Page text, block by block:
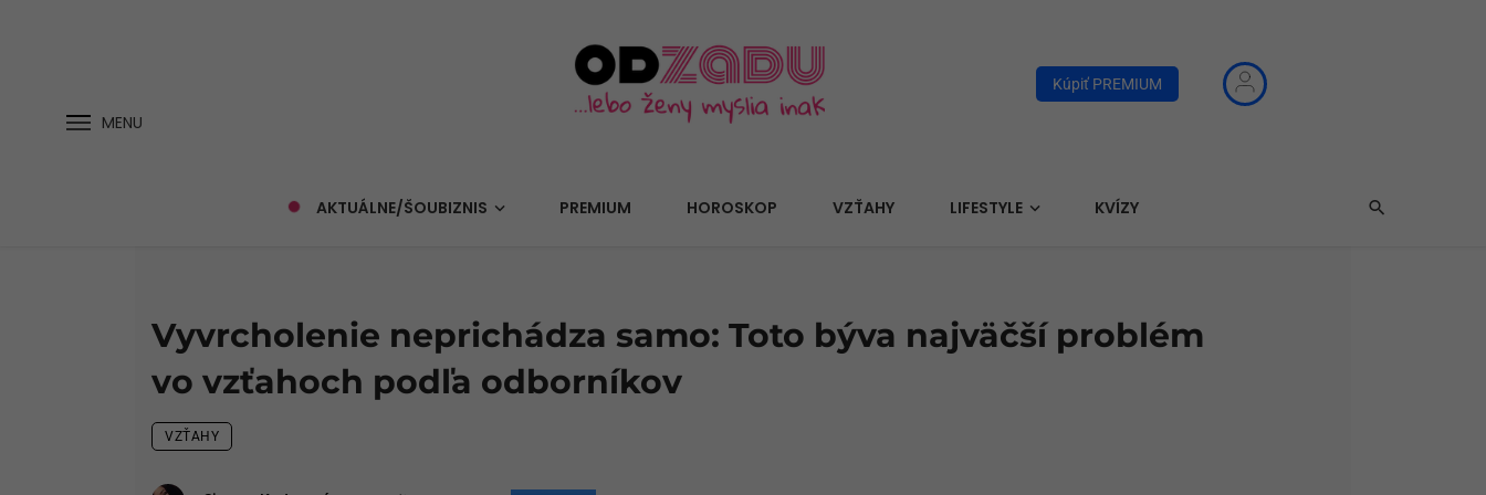
MENU
Kúpiť PREMIUM
AKTUÁLNE/ŠOUBIZNIS PREMIUM HOROSKOP VZŤAHY LIFESTYLE KVÍZY
Vyvrcholenie neprichádza samo: Toto býva najväčší problém
vo vzťahoch podľa odborníkov
VZŤAHY